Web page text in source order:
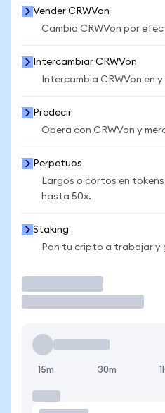
Vender CRWVon
Cambia CRWVon por
Intercambiar CRWVon
Intercambia CRWVon en
Predecir
Opera con CRWVon y
Perpetuos
Largos o cortos en
hasta 50x.
Staking
Pon tu cripto a trabajar y
15m 30m